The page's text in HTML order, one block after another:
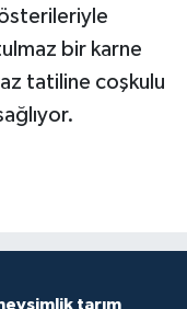
bir karne
tatiline coşkulu
tarım